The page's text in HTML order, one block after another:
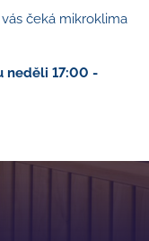
čeká mikroklima
neděli 17:00 -